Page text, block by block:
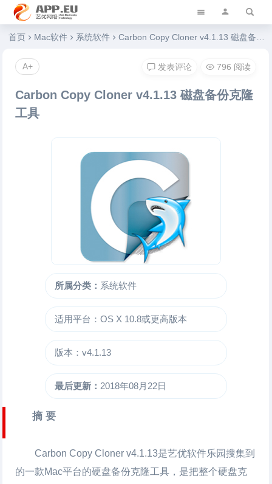
艺优软件乐园
首页 Mac软件 系统软件 Carbon Copy Cloner v4.1.13 磁盘备份克隆工具
Carbon Copy Cloner v4.1.13 磁盘备份克隆
工具
所属分类： 系统软件
适用平台：OS X 10.8或更高版本
版本：v4.1.13
最后更新： 2018年08月22日
摘 要
Carbon Copy Cloner v4.1.13是艺优软件乐园搜集到
的一款Mac平台的硬盘备份克隆工具，是把整个硬盘克
发表评论 796 阅读
A+